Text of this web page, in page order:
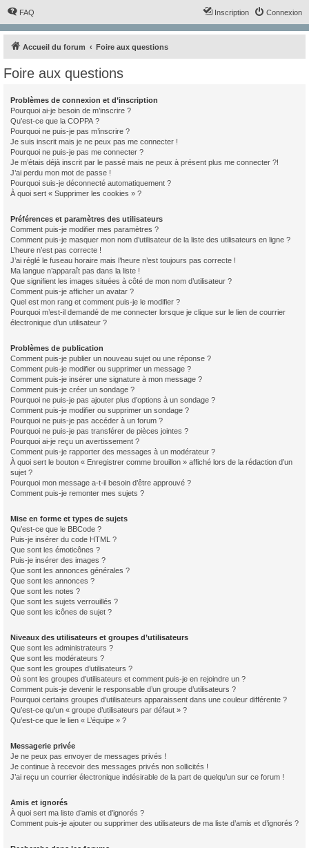
FAQ Connexion
Inscription
Accueil du forum Foire aux questions
Foire aux questions
Problèmes de connexion et d’inscription
Pourquoi ai-je besoin de m’inscrire ?
Qu’est-ce que la COPPA ?
Pourquoi ne puis-je pas m’inscrire ?
Je suis inscrit mais je ne peux pas me connecter !
Pourquoi ne puis-je pas me connecter ?
Je m’étais déjà inscrit par le passé mais ne peux à présent plus me connecter ?!
J’ai perdu mon mot de passe !
Pourquoi suis-je déconnecté automatiquement ?
À quoi sert « Supprimer les cookies » ?
Préférences et paramètres des utilisateurs
Comment puis-je modifier mes paramètres ?
Comment puis-je masquer mon nom d’utilisateur de la liste des utilisateurs en ligne ?
L’heure n’est pas correcte !
J’ai réglé le fuseau horaire mais l’heure n’est toujours pas correcte !
Ma langue n’apparaît pas dans la liste !
Que signifient les images situées à côté de mon nom d’utilisateur ?
Comment puis-je afficher un avatar ?
Quel est mon rang et comment puis-je le modifier ?
Pourquoi m’est-il demandé de me connecter lorsque je clique sur le lien de courrier
électronique d’un utilisateur ?
Problèmes de publication
Comment puis-je publier un nouveau sujet ou une réponse ?
Comment puis-je modifier ou supprimer un message ?
Comment puis-je insérer une signature à mon message ?
Comment puis-je créer un sondage ?
Pourquoi ne puis-je pas ajouter plus d’options à un sondage ?
Comment puis-je modifier ou supprimer un sondage ?
Pourquoi ne puis-je pas accéder à un forum ?
Pourquoi ne puis-je pas transférer de pièces jointes ?
Pourquoi ai-je reçu un avertissement ?
Comment puis-je rapporter des messages à un modérateur ?
À quoi sert le bouton « Enregistrer comme brouillon » affiché lors de la rédaction d’un
sujet ?
Pourquoi mon message a-t-il besoin d’être approuvé ?
Comment puis-je remonter mes sujets ?
Mise en forme et types de sujets
Qu’est-ce que le BBCode ?
Puis-je insérer du code HTML ?
Que sont les émoticônes ?
Puis-je insérer des images ?
Que sont les annonces générales ?
Que sont les annonces ?
Que sont les notes ?
Que sont les sujets verrouillés ?
Que sont les icônes de sujet ?
Niveaux des utilisateurs et groupes d’utilisateurs
Que sont les administrateurs ?
Que sont les modérateurs ?
Que sont les groupes d’utilisateurs ?
Où sont les groupes d’utilisateurs et comment puis-je en rejoindre un ?
Comment puis-je devenir le responsable d’un groupe d’utilisateurs ?
Pourquoi certains groupes d’utilisateurs apparaissent dans une couleur différente ?
Qu’est-ce qu’un « groupe d’utilisateurs par défaut » ?
Qu’est-ce que le lien « L’équipe » ?
Messagerie privée
Je ne peux pas envoyer de messages privés !
Je continue à recevoir des messages privés non sollicités !
J’ai reçu un courrier électronique indésirable de la part de quelqu’un sur ce forum !
Amis et ignorés
À quoi sert ma liste d’amis et d’ignorés ?
Comment puis-je ajouter ou supprimer des utilisateurs de ma liste d’amis et d’ignorés ?